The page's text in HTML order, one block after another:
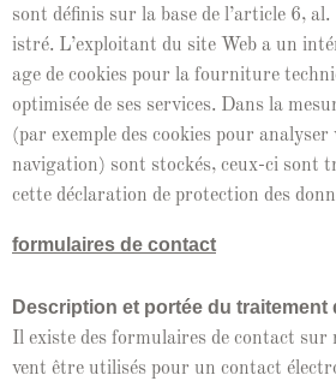
sont défi­nis sur la base de l’ar­ti­cle 6,
istré. L’ex­ploitant du site Web a un
age de cook­ies pour la four­ni­ture
opti­misée de ses ser­vices. Dans la
(par exem­ple des cook­ies pour
nav­i­ga­tion) sont stock­és, ceux-ci sont
cette déc­la­ra­tion de pro­tec­tion des
for­mu­laires de con­tact
Descrip­tion et portée du traite­ment
Il existe des for­mu­laires de con­tact
vent être util­isés pour un con­tact